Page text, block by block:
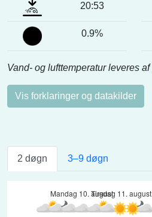
20:53
0.9%
Vand- og lufttemperatur leveres af
Vis forklaringer og datakilder
2 døgn 3–9 døgn